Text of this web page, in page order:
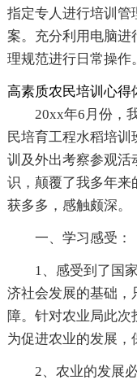
指定专人进行培训管
案。充分利用电脑进
理规范进行日常操作。
高素质农民培训心得
20xx年6月份，
民培育工程水稻培
训及外出考察参观活
识，颠覆了我多年来
获多多，感触颇深。
一、学习感受：
1、感受到了国
济社会发展的基础，
障。针对农业局此
为促进农业的发展，
2、农业的发展